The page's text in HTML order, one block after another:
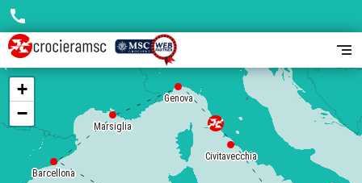
Marsiglia
Genova
Civitavecchia
Barcellona
+
−
call
segment